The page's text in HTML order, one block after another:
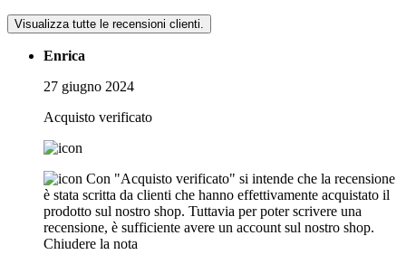
Visualizza tutte le recensioni clienti.
Enrica
27 giugno 2024
Acquisto verificato
Con "Acquisto verificato" si intende che la recensione
è stata scritta da clienti che hanno effettivamente acquistato il
prodotto sul nostro shop. Tuttavia per poter scrivere una
recensione, è sufficiente avere un account sul nostro shop.
Chiudere la nota